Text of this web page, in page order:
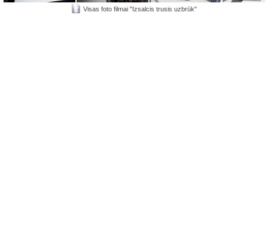
Visas foto filmai "Izsalcis trusis uzbrūk"